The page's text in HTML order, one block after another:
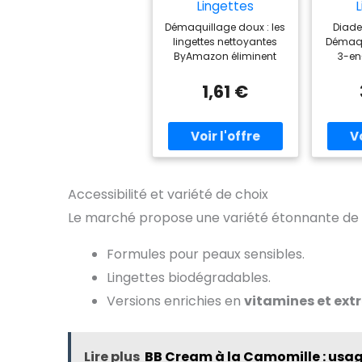
Lingettes
nettoyantes pour
le visage à l'aloe
vera, 25 lingettes
Démaquillage doux : les
lingettes nettoyantes
ByAmazon éliminent
maquillage
imperméable et le
douces pour les peaux
sensibles Formulé avec
de l'extrait d'aloe vera.
avec 0 % d'alcool
adaptée aux peaux
sensibles Aide à laisser
rafraîchir et hydrater
votre peau lors de vos
déplacements Mode
d'emploi : utilisez ces
1,61 €
3-
Accessibilité et variété de choix
Le marché propose une variété étonnante
Formules pour peaux sensibles.
Lingettes biodégradables.
Versions enrichies en vitamines et
Lire plus BB Cream à la Camomille :